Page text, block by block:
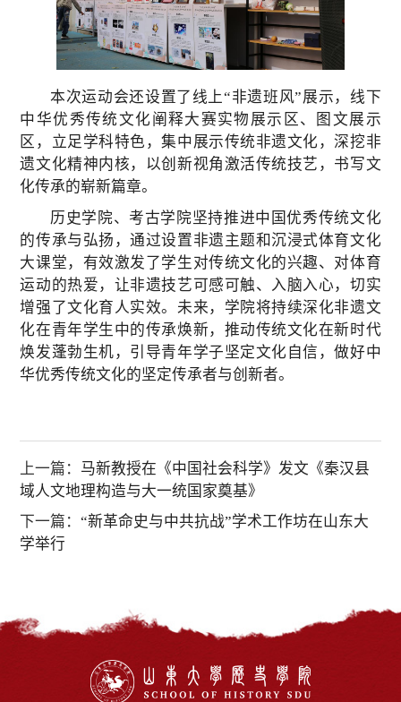
本次运动会还设置了线上“非遗班风”展示，线下
中华优秀传统文化阐释大赛实物展示区、图文展示
区，立足学科特色，集中展示传统非遗文化，深挖非
遗文化精神内核，以创新视角激活传统技艺，书写文
化传承的崭新篇章。
历史学院、考古学院坚持推进中国优秀传统文化
的传承与弘扬，通过设置非遗主题和沉浸式体育文化
大课堂，有效激发了学生对传统文化的兴趣、对体育
运动的热爱，让非遗技艺可感可触、入脑入心，切实
增强了文化育人实效。未来，学院将持续深化非遗文
化在青年学生中的传承焕新，推动传统文化在新时代
焕发蓬勃生机，引导青年学子坚定文化自信，做好中
华优秀传统文化的坚定传承者与创新者。
上一篇： 马新教授在《中国社会科学》发文《秦汉县
域人文地理构造与大一统国家奠基》
下一篇：“新革命史与中共抗战”学术工作坊在山东大
学举行